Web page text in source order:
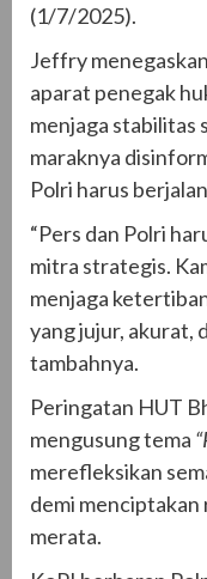
(1/7/2025).
Jeffry
aparat penegak
menjaga stabilitas
maraknya
Polri harus
“Pers dan Polri
mitra strategis.
menjaga
yang jujur, akurat,
tambahnya.
Peringatan HUT
mengusung tema
merefleksikan
demi menciptakan
merata.